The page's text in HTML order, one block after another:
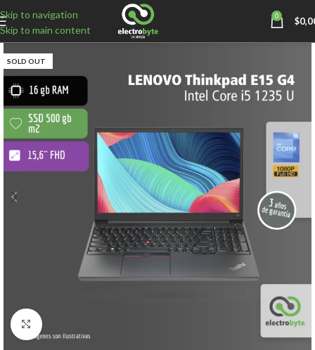
Skip to navigation
Skip to main content
0 $
SOLD OUT
Click to enlarge